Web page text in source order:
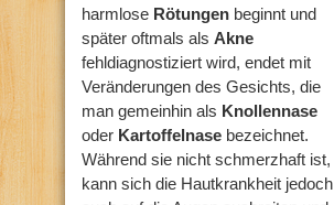
harmlose Rötungen beginnt und
später oftmals als Akne
fehldiagnostiziert wird, endet mit
Veränderungen des Gesichts, die
man gemeinhin als Knollennase
oder Kartoffelnase bezeichnet.
Während sie nicht schmerzhaft ist,
kann sich die Hautkrankheit jedoch